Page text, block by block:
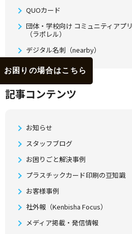
QUOカード
団体・学校向け コミュニティアプリ
（ラポレル）
デジタル名刺（nearby）
記事コンテンツ
お知らせ
スタッフブログ
お困りごと解決事例
プラスチックカード印刷の豆知識
お客様事例
社外報（Kenbisha Focus）
メディア掲載・発信情報
お困りの場合はこちら